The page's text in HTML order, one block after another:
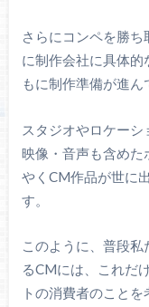
さらにコンペを勝
に制作会社に具体的
もに制作準備が進ん
スタジオやロケー
映像・音声も含めた
やくCM作品が世に
す。
このように、普段
るCMには、これだ
トの消費者のこと